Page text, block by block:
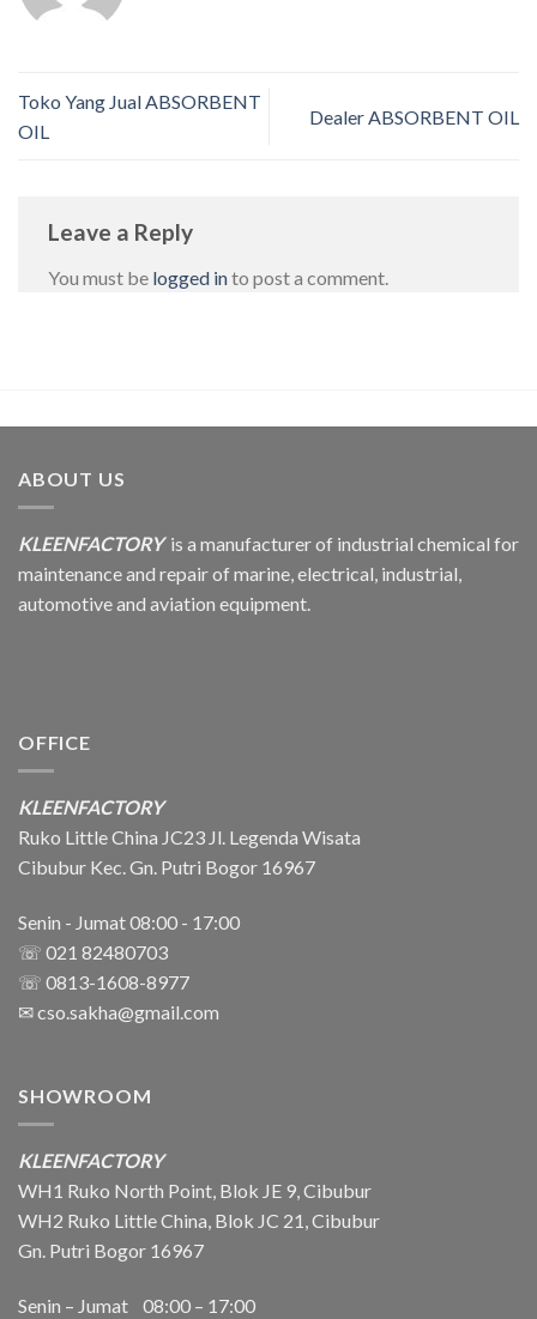
Toko Yang Jual ABSORBENT
OIL
Dealer ABSORBENT OIL
Leave a Reply
You must be logged into post a comment.
ABOUT US
KLEENFACTORY is a manufacturer of industrial chemical for
maintenance and repair of marine, electrical, industrial,
automotive and aviation equipment.
OFFICE
KLEENFACTORY
Ruko Little China JC23 Jl. Legenda Wisata
Cibubur Kec. Gn. Putri Bogor 16967
Senin - Jumat 08:00 - 17:00
☏ 021 82480703
☏ 0813-1608-8977
✉cso.sakha@gmail.com
SHOWROOM
KLEENFACTORY
WH1 Ruko North Point, Blok JE 9, Cibubur
WH2 Ruko Little China, Blok JC 21, Cibubur
Gn. Putri Bogor 16967
Senin – Jumat 08:00 – 17:00